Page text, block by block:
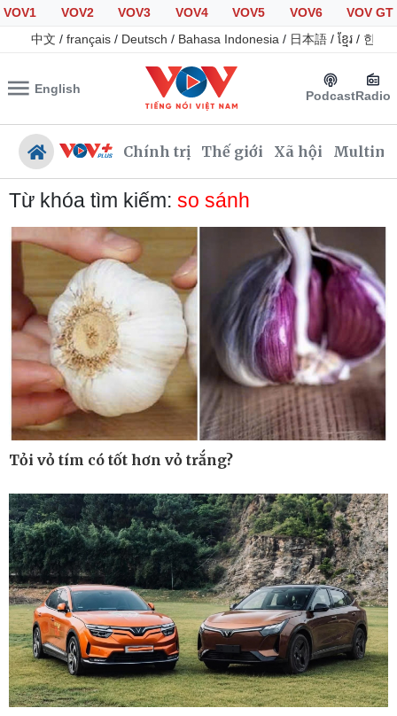
VOV1 VOV2 VOV3 VOV4 VOV5 VOV6
VOV GT
中文 / français / Deutsch / Bahasa Indonesia / 日本語 / ខ្មែរ / 한국
English PodcastRadio
Chính trị Thế giới Xã hội
Chính trị
Tổ chức nhân sự
Quốc hội
Nhận diện sự thật
Tin 24h
Giáo dục
Dự báo thời tiết
Dấu ấn VOV
Việc làm
Biển đảo
Từ khóa tìm kiếm: so sánh
Tỏi vỏ tím có tốt hơn vỏ trắng?